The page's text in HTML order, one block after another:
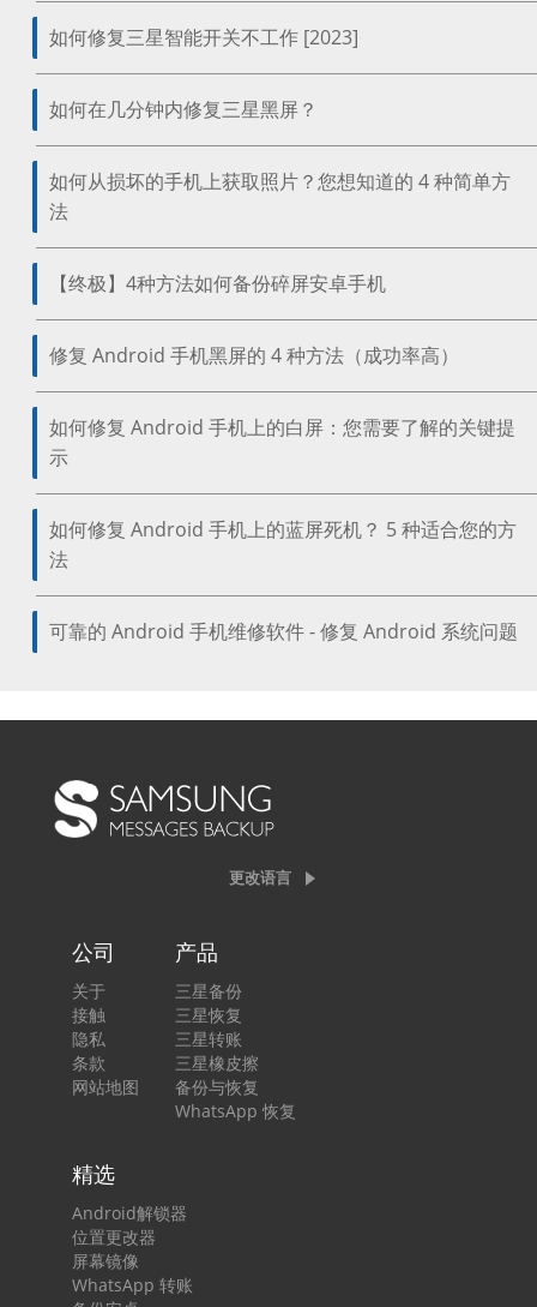
如何修复三星智能开关不工作 [2023]
如何在几分钟内修复三星黑屏？
如何从损坏的手机上获取照片？您想知道的 4 种简单方
法
【终极】4种方法如何备份碎屏安卓手机
修复 Android 手机黑屏的 4 种方法（成功率高）
如何修复 Android 手机上的白屏：您需要了解的关键提
示
如何修复 Android 手机上的蓝屏死机？ 5 种适合您的方
法
可靠的 Android 手机维修软件 - 修复 Android 系统问题
更改语言
公司
关于
接触
隐私
条款
网站地图
产品
三星备份
三星恢复
三星转账
三星橡皮擦
备份与恢复
WhatsApp 恢复
精选
Android解锁器
位置更改器
屏幕镜像
WhatsApp 转账